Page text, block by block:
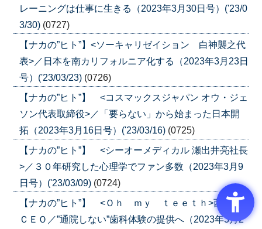
レーニングは仕事に生きる（2023年3月30日号）('23/0
3/30) (0727)
【ナカの”ヒト”】<ソーキャリゼイション 白神襲之代
表>／日本を南カリフォルニア化する（2023年3月23日
号）('23/03/23) (0726)
【ナカの”ヒト”】 <コスマックスジャパン オウ・ジェ
ソン代表取締役>／「要らない」から始まった日本開
拓（2023年3月16日号）('23/03/16) (0725)
【ナカの”ヒト”】 <シーオーメディカル 瀬出井亮社長
>／３０年研究した心理学でファン多数（2023年3月9
日号）('23/03/09) (0724)
【ナカの”ヒト”】 <Ｏｈ ｍｙ ｔｅｅｔｈ>西野誠
ＣＥＯ／”通院しない”歯科体験の提供へ（2023年3月2